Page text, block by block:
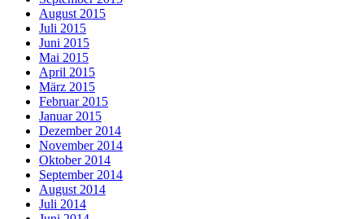
August 2015
Juli 2015
Juni 2015
Mai 2015
April 2015
März 2015
Februar 2015
Januar 2015
Dezember 2014
November 2014
Oktober 2014
September 2014
August 2014
Juli 2014